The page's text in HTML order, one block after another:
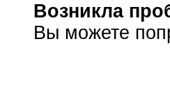
Возникла
Вы можете